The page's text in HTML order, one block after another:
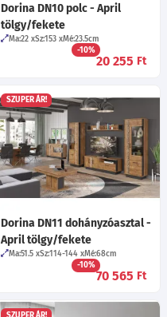
Dorina DN10 polc - April
tölgy/fekete
Ma:22 Sz:153 Mé:23.5cm
-10%
20 255 Ft
SZUPER ÁR!
Dorina DN11 dohányzóasztal -
April tölgy/fekete
Ma:51.5 Sz:114-144 Mé:68cm
-10%
70 565 Ft